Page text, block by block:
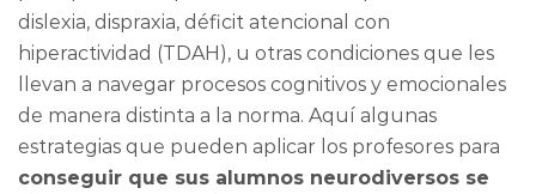
dislexia, dispraxia, déficit atencional con
hiperactividad (TDAH), u otras condiciones que les
llevan a navegar procesos cognitivos y emocionales
de manera distinta a la norma. Aquí algunas
estrategias que pueden aplicar los profesores para
conseguir que sus alumnos neurodiversos se